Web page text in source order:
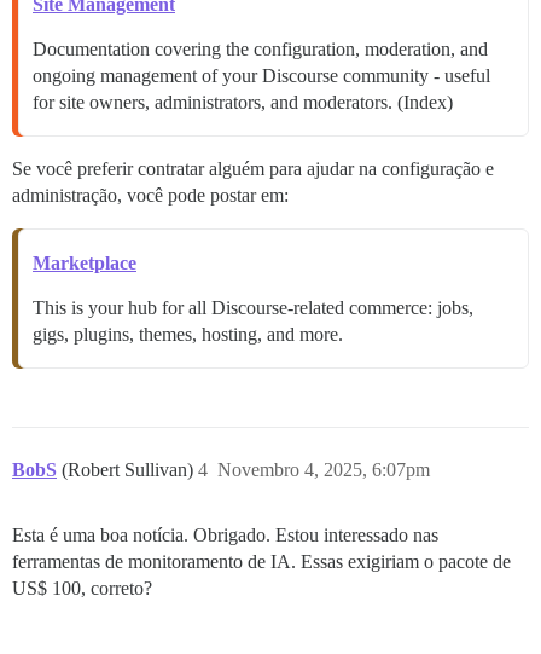
Site Management
Documentation covering the configuration, moderation, and
ongoing management of your Discourse community - useful
for site owners, administrators, and moderators. (Index)
Se você preferir contratar alguém para ajudar na configuração e
administração, você pode postar em:
Marketplace
This is your hub for all Discourse-related commerce: jobs,
gigs, plugins, themes, hosting, and more.
BobS (Robert Sullivan) Novembro 4, 2025, 6:07pm
4
Esta é uma boa notícia. Obrigado. Estou interessado nas
ferramentas de monitoramento de IA. Essas exigiriam o pacote de
US$ 100, correto?